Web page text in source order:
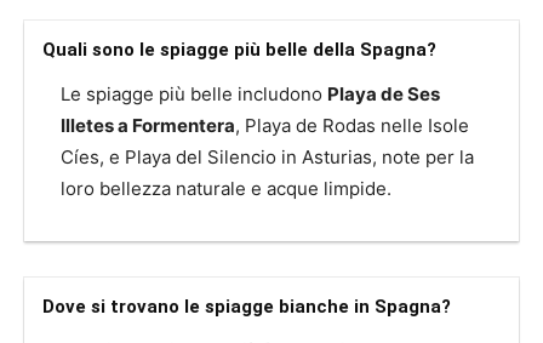
Quali sono le spiagge più belle della Spagna?
Le spiagge più belle includono Playa de Ses
Illetes a Formentera, Playa de Rodas nelle Isole
Cíes, e Playa del Silencio in Asturias, note per la
loro bellezza naturale e acque limpide.
Dove si trovano le spiagge bianche in Spagna?